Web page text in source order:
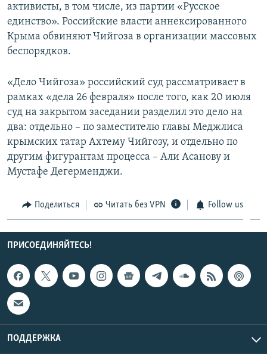
активисты, в том числе, из партии «Русское
единство». Российские власти аннексированного
Крыма обвиняют Чийгоза в организации массовых
беспорядков.
«Дело Чийгоза» российский суд рассматривает в
рамках «дела 26 февраля» после того, как 20 июля
суд на закрытом заседании разделил это дело на
два: отдельно – по заместителю главы Меджлиса
крымских татар Ахтему Чийгозу, и отдельно по
другим фигурантам процесса – Али Асанову и
Мустафе Дегерменджи.
Поделиться Читать без VPN Follow us
ПРИСОЕДИНЯЙТЕСЬ!
ПОДДЕРЖКА